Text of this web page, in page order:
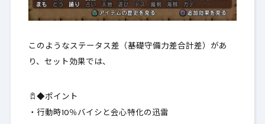
このようなステータス差（基礎守備力差合計差）があ
り、セット効果では、
◆ポイント
・行動時10％バイシと会心特化の迅雷